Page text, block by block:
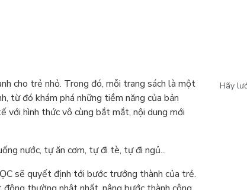
cho trẻ nhỏ. Trong đó, mỗi trang sách là một
từ đó khám phá những tiềm năng của bản
với hình thức vô cùng bắt mắt, nội dung mới
nước, tự ăn cơm, tự đi tè, tự đi ngủ...
sẽ quyết định tới bước trưởng thành của trẻ.
Hãy